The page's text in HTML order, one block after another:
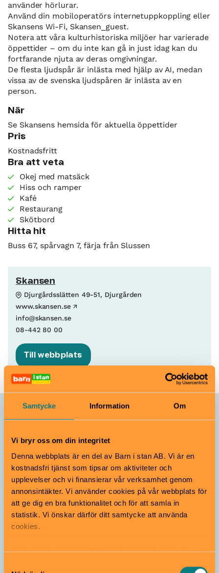
Samtycke Information Om
Vi bryr oss om din integritet
Denna webbplats är en del av Barn i stan AB. Vi är en
kostnadsfri tjänst som tipsar om aktiviteter och
upplevelser och vi finansierar vår verksamhet genom
annonsintäkter. Vi använder cookies på vår webbplats för
att ge dig en bra funktionalitet och för att samla in
statistik. Vi önskar därför ditt samtycke att använda
cookies.
Vi använder enhetsidentifierare för att analysera vår
använder hörlurar.
Använd din mobiloperatörs internetuppkoppling eller
Skansens Wi-Fi, Skansen_guest.
Notera att våra kulturhistoriska miljöer har varierade
öppettider – om du inte kan gå in just idag kan du
fortfarande njuta av deras omgivningar.
De flesta ljudspår är inlästa med hjälp av AI, medan
vissa av de svenska ljudspåren är inlästa av en
person.
När
Se Skansens hemsida för aktuella öppettider
Pris
Kostnadsfritt
Bra att veta
Okej med matsäck
Hiss och ramper
Kafé
Restaurang
Skötbord
Hitta hit
Buss 67, spårvagn 7, färja från Slussen
Skansen
Djurgårdsslätten 49-51, Djurgården
www.skansen.se
info@skansen.se
08-442 80 00
Till webbplats
Djur
Hästprat
Från 2 år
Skansen